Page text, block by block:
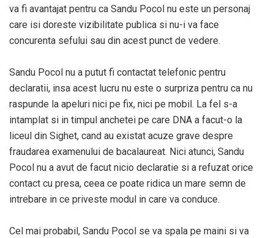
va fi avantajat pentru ca Sandu Pocol nu este un personaj
care isi doreste vizibilitate publica si nu-i va face
concurenta sefului sau din acest punct de vedere.
Sandu Pocol nu a putut fi contactat telefonic pentru
declaratii, insa acest lucru nu este o surpriza pentru ca nu
raspunde la apeluri nici pe fix, nici pe mobil. La fel s-a
intamplat si in timpul anchetei pe care DNA a facut-o la
liceul din Sighet, cand au existat acuze grave despre
fraudarea examenului de bacalaureat. Nici atunci, Sandu
Pocol nu a avut de facut nicio declaratie si a refuzat orice
contact cu presa, ceea ce poate ridica un mare semn de
intrebare in ce priveste modul in care va conduce.
Cel mai probabil, Sandu Pocol se va spala pe maini si va